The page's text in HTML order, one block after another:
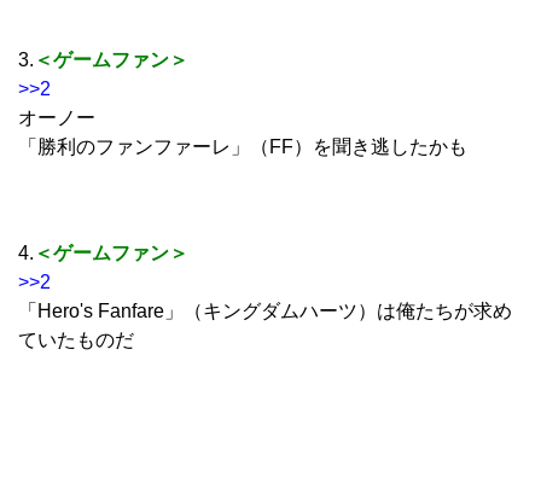
3. ＜ゲームファン＞
>>2
オーノー
「勝利のファンファーレ」（FF）を聞き逃したかも
4. ＜ゲームファン＞
>>2
「Hero's Fanfare」（キングダムハーツ）は俺たちが求め
ていたものだ